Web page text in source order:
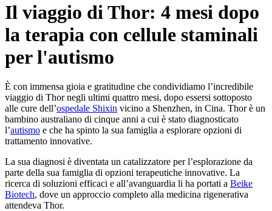
Il viaggio di Thor: 4 mesi dopo
la terapia con cellule staminali
per l'autismo
È con immensa gioia e gratitudine che condividiamo l’incredibile
viaggio di Thor negli ultimi quattro mesi, dopo essersi sottoposto
alle cure dell’ospedale Shixin vicino a Shenzhen, in Cina. Thor è un
bambino australiano di cinque anni a cui è stato diagnosticato
l’autismo e che ha spinto la sua famiglia a esplorare opzioni di
trattamento innovative.
La sua diagnosi è diventata un catalizzatore per l’esplorazione da
parte della sua famiglia di opzioni terapeutiche innovative. La
ricerca di soluzioni efficaci e all’avanguardia li ha portati a Beike
Biotech, dove un approccio completo alla medicina rigenerativa
attendeva Thor.